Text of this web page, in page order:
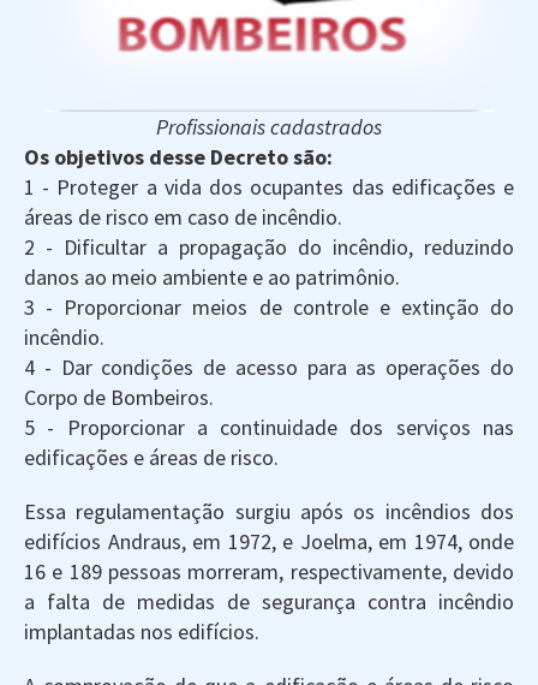
Profissionais cadastrados
Os objetivos desse Decreto são:
1 - Proteger a vida dos ocupantes das edificações e
áreas de risco em caso de incêndio.
2 - Dificultar a propagação do incêndio, reduzindo
danos ao meio ambiente e ao patrimônio.
3 - Proporcionar meios de controle e extinção do
incêndio.
4 - Dar condições de acesso para as operações do
Corpo de Bombeiros.
5 - Proporcionar a continuidade dos serviços nas
edificações e áreas de risco.
Essa regulamentação surgiu após os incêndios dos
edifícios Andraus, em 1972, e Joelma, em 1974, onde
16 e 189 pessoas morreram, respectivamente, devido
a falta de medidas de segurança contra incêndio
implantadas nos edifícios.